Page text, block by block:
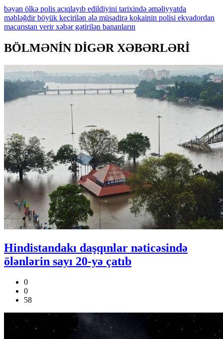
bəyan ölkə polis açıqlayıb edildiyini tarixində əməliyyatda
məbləğdirböyük keçirilən ələ müsadirə kokainin polisi ekvadordan
macarıstan verirxəbərgətirilən bananların
BÖLMƏNİN DİGƏR XƏBƏRLƏRİ
Hindistandakı daşqınlar nəticəsində
ölənlərin sayı 20-yə çatıb
0
0
58